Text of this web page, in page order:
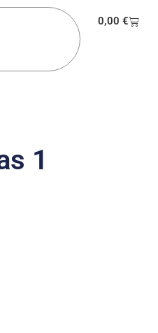
0,00€
1